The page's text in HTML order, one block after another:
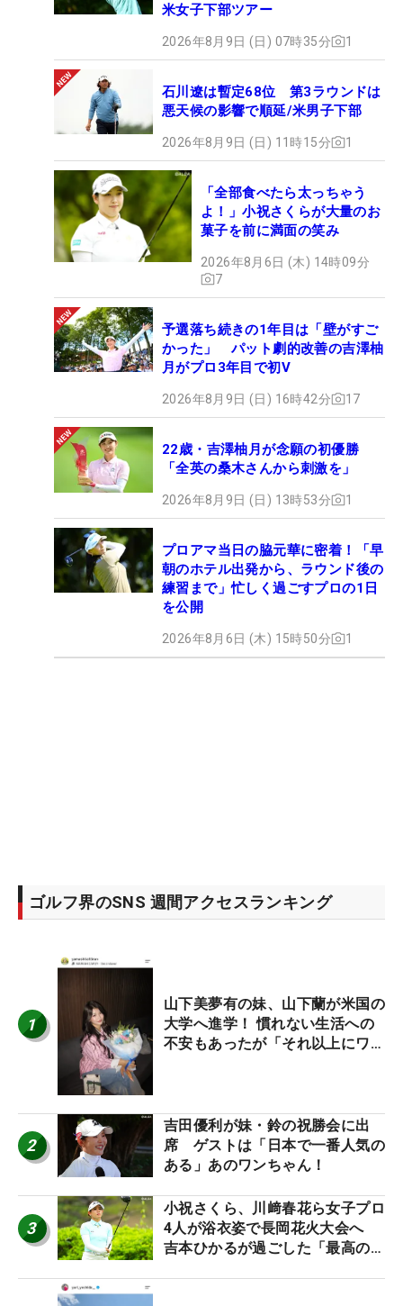
米女子下部ツアー
2026年8月9日 (日) 07時35分 1
石川遼は暫定68位 第3ラウンドは
悪天候の影響で順延/米男子下部
2026年8月9日 (日) 11時15分 1
「全部食べたら太っちゃう
よ！」小祝さくらが大量のお
菓子を前に満面の笑み
2026年8月6日 (木) 14時09分
7
予選落ち続きの1年目は「壁がすご
かった」 パット劇的改善の吉澤柚
月がプロ3年目で初V
2026年8月9日 (日) 16時42分 17
22歳・吉澤柚月が念願の初優勝
「全英の桑木さんから刺激を」
2026年8月9日 (日) 13時53分 1
プロアマ当日の脇元華に密着！「早
朝のホテル出発から、ラウンド後の
練習まで」忙しく過ごすプロの1日
を公開
2026年8月6日 (木) 15時50分 1
ゴルフ界のSNS 週間アクセスランキング
1
山下美夢有の妹、山下蘭が米国の
大学へ進学！ 慣れない生活への
不安もあったが「それ以上にワク
2
吉田優利が妹・鈴の祝勝会に出
席 ゲストは「日本で一番人気の
ある」あのワンちゃん！
3
小祝さくら、川﨑春花ら女子プロ
4人が浴衣姿で長岡花火大会へ
吉本ひかるが過ごした「最高の夏